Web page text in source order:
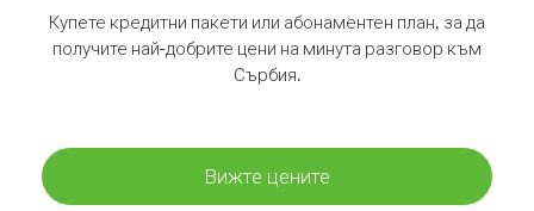
Купете кредитни пакети или абонаментен план, за да
получите най-добрите цени на минута разговор към
Сърбия.
Вижте цените